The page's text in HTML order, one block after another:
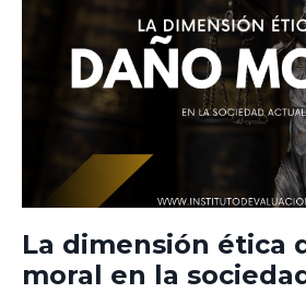
La dimensión ética
moral en la